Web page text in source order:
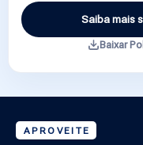
Saiba mais
Baixar
APROVEITE